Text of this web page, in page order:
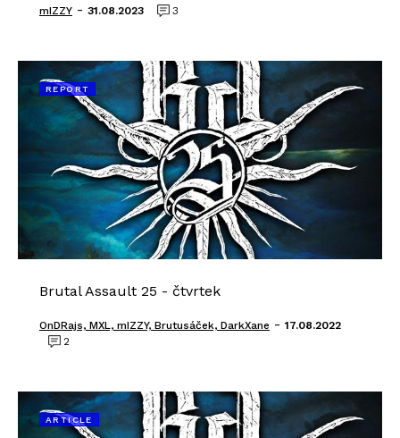
mIZZY - 31.08.2023 3
REPORT
Brutal Assault 25 - čtvrtek
OnDRajs, MXL, mIZZY, Brutusáček, DarkXane - 17.08.2022
2
ARTICLE